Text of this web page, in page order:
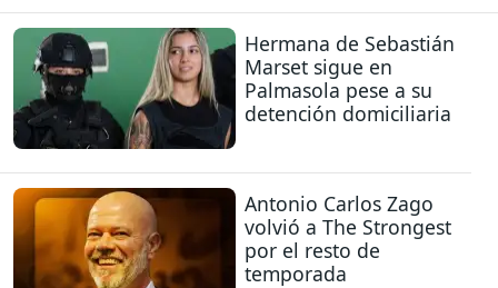
Hermana de Sebastián
Marset sigue en
Palmasola pese a su
detención domiciliaria
Antonio Carlos Zago
volvió a The Strongest
por el resto de
temporada